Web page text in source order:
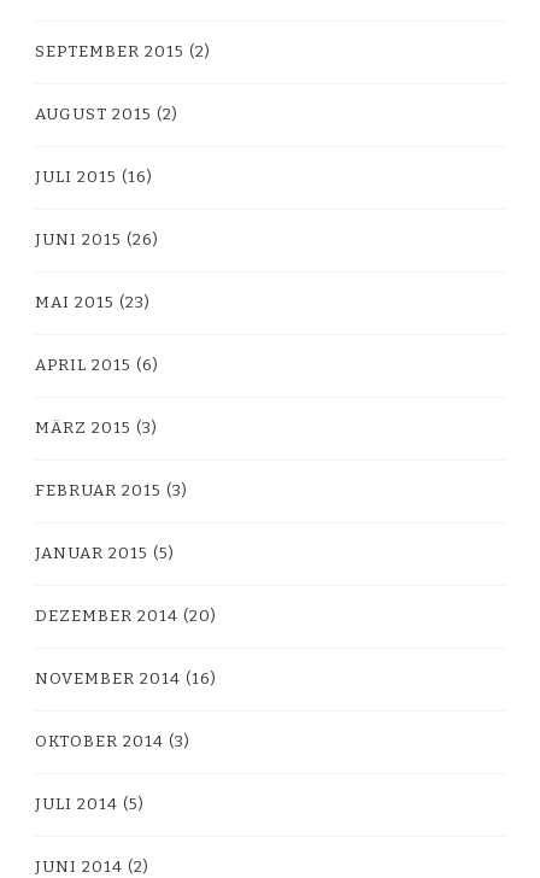
SEPTEMBER 2015 (2)
AUGUST 2015 (2)
JULI 2015 (16)
JUNI 2015 (26)
MAI 2015 (23)
APRIL 2015 (6)
MÄRZ 2015 (3)
FEBRUAR 2015 (3)
JANUAR 2015 (5)
DEZEMBER 2014 (20)
NOVEMBER 2014 (16)
OKTOBER 2014 (3)
JULI 2014 (5)
JUNI 2014 (2)